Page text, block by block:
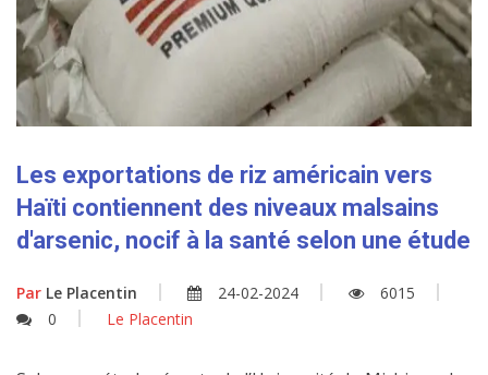
Les exportations de riz américain vers
Haïti contiennent des niveaux malsains
d'arsenic, nocif à la santé selon une étude
Par Le Placentin 24-02-2024
6015
0
Le Placentin